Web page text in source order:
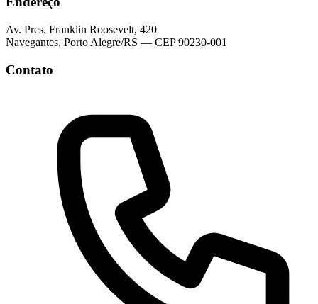
Av. Pres. Franklin Roosevelt, 420
Navegantes, Porto Alegre/RS — CEP 90230-001
Contato